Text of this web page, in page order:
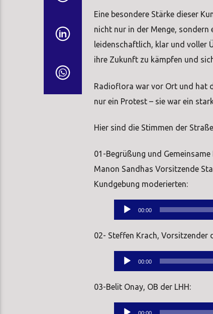
Eine besondere Stärke dieser
nicht nur in der Menge,
leidenschaftlich, klar und voller
ihre Zukunft zu kämpfen und
Radioflora war vor Ort und hat
nur ein Protest – sie war ein
Hier sind die Stimmen der
01-Begrüßung und
Manon Sandhas Vorsitzende
Kundgebung moderierten:
Audio-
Player
00:00
02- Steffen Krach, Vorsitzender
Audio-
Player
00:00
03-Belit Onay, OB der LHH:
Audio-